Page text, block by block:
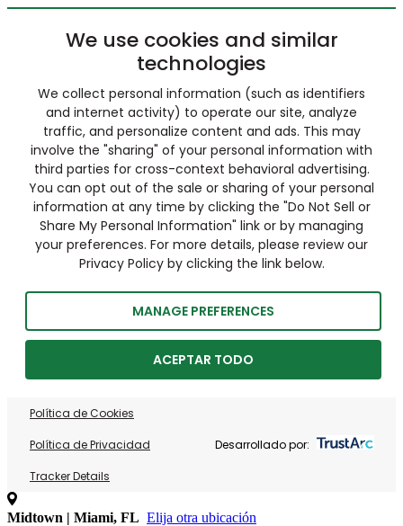
We use cookies and similar
technologies
We collect personal information (such as identifiers
and internet activity) to operate our site, analyze
traffic, and personalize content and ads. This may
involve the "sharing" of your personal information with
third parties for cross-context behavioral advertising.
You can opt out of the sale or sharing of your personal
information at any time by clicking the "Do Not Sell or
Share My Personal Information" link or by managing
your preferences. For more details, please review our
Privacy Policy by clicking the link below.
MANAGE PREFERENCES
ACEPTAR TODO
Política de Cookies
Política de Privacidad
Tracker Details
Desarrollado por:
Midtown | Miami, FL Elija otra ubicación